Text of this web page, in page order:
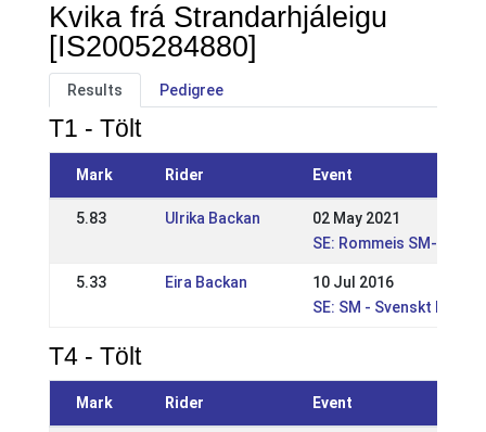
Kvika frá Strandarhjáleigu
[IS2005284880]
Results Pedigree
T1 - Tölt
Mark Rider Event
5.83 Ulrika Backan
02 May 2021
SE: Rommeis SM-kval
5.33 Eira Backan
10 Jul 2016
SE: SM - Svenskt
T4 - Tölt
Mark Rider Event